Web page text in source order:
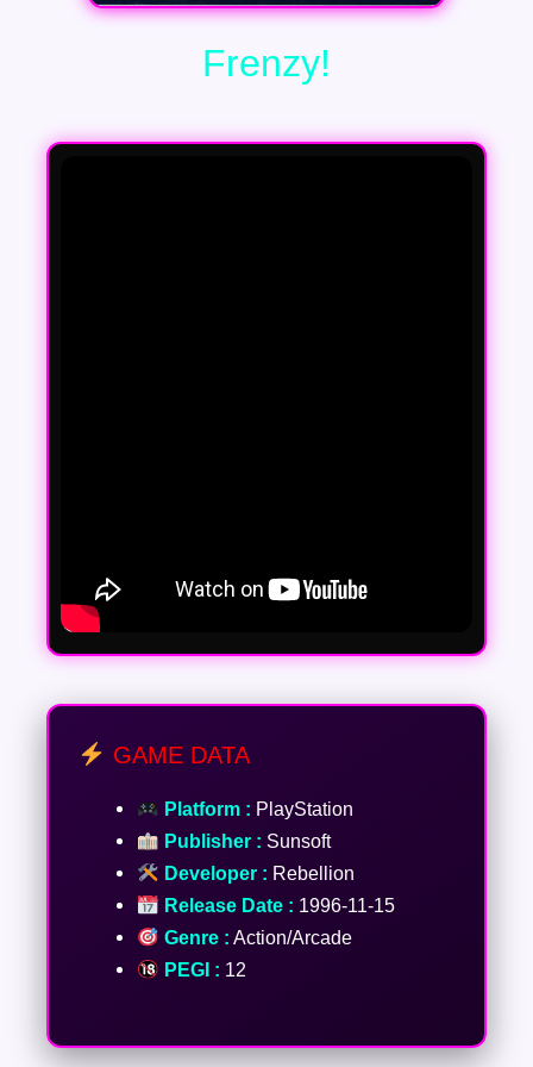
Frenzy!
GAME DATA
Platform : PlayStation
Publisher : Sunsoft
Developer : Rebellion
Release Date : 1996-11-15
Genre : Action/Arcade
PEGI : 12